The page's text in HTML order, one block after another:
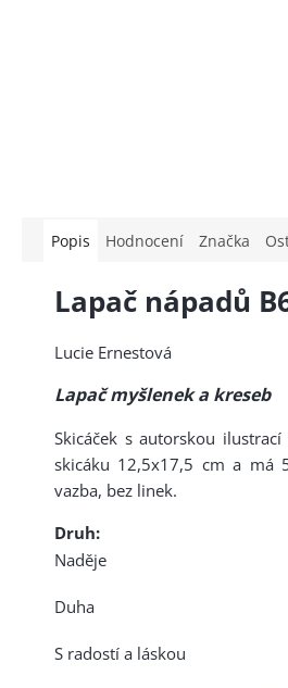
Popis Hodnocení Značka
Lapač nápadů
Lucie Ernestová
Lapač myšlenek a kreseb
Skicáček s autorskou
skicáku 12,5x17,5 cm a má
vazba, bez linek.
Druh:
Naděje
Duha
S radostí a láskou